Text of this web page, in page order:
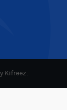
Kifreez.